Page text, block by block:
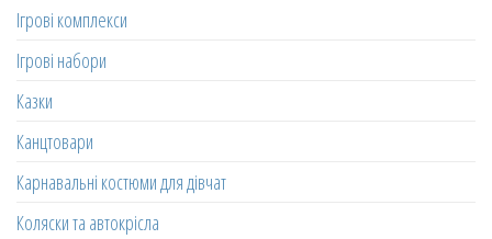
Ігрові комплекси
Ігрові набори
Казки
Канцтовари
Карнавальні костюми для дівчат
Коляски та автокрісла